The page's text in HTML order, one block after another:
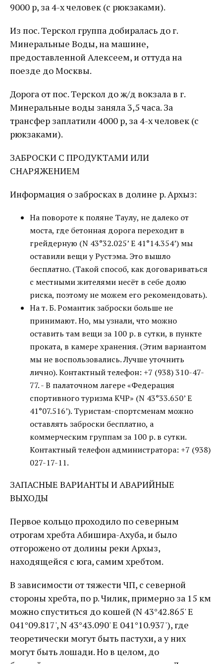
9000 р, за 4-х человек (с рюкзаками).
Из пос. Терскол группа добиралась до г.
Минеральные Воды, на машине,
предоставленной Алексеем, и оттуда на
поезде до Москвы.
Дорога от пос. Терскол до ж/д вокзала в г.
Минеральные воды заняла 3,5 часа. За
трансфер заплатили 4000 р, за 4-х человек (с
рюкзаками).
ЗАБРОСКИ С ПРОДУКТАМИ ИЛИ
СНАРЯЖЕНИЕМ
Информация о забросках в долине р. Архыз:
На повороте к поляне Таулу, не далеко от
моста, где бетонная дорога переходит в
грейдерную (N 43°32.025’ E 41°14.354’) мы
оставили вещи у Рустэма. Это вышло
бесплатно. (Такой способ, как договариваться
с местными жителями несёт в себе долю
риска, поэтому не можем его рекомендовать).
На т. Б. Романтик заброски больше не
принимают. Но, мы узнали, что можно
оставить там вещи за 100 р. в сутки, в пункте
проката, в камере хранения. (Этим вариантом
мы не воспользовались. Лучше уточнить
лично). Контактный телефон: +7 (938) 310-47-
77. - В палаточном лагере «Федерация
спортивного туризма КЧР» (N 43°33.650’ E
41°07.516’). Туристам-спортсменам можно
оставлять заброски бесплатно, а
коммерческим группам за 100 р. в сутки.
Контактный телефон администратора: +7 (938)
027-17-11.
ЗАПАСНЫЕ ВАРИАНТЫ И АВАРИЙНЫЕ
ВЫХОДЫ
Первое кольцо проходило по северным
отрогам хребта Абишира-Ахуба, и было
отгорожено от долины реки Архыз,
находящейся с юга, самим хребтом.
В зависимости от тяжести ЧП, с северной
стороны хребта, по р. Чилик, примерно за 15 км
можно спуститься до кошей (N 43°42.865' E
041°09.817', N 43°43.090' E 041°10.937'), где
теоретически могут быть пастухи, а у них
могут быть лошади. Но в целом, до